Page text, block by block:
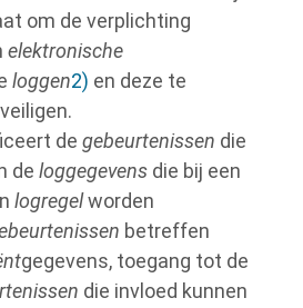
om de verplichting
elektronische
loggen2) en deze te
de gebeurtenissen die
de loggegevens die bij een
logregelworden
betreffen
gegevens, toegang tot de
die invloed kunnen